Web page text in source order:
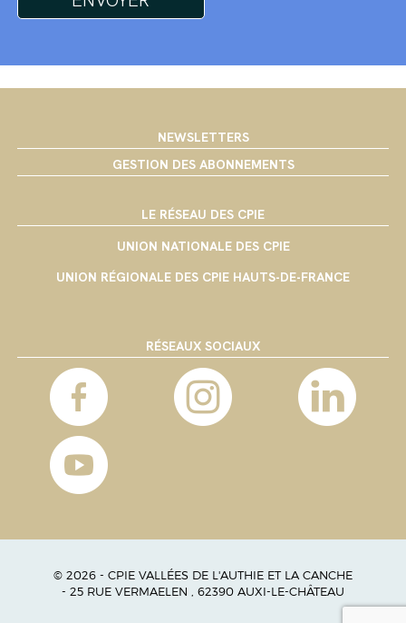
NEWSLETTERS
GESTION DES ABONNEMENTS
LE RÉSEAU DES CPIE
UNION NATIONALE DES CPIE
UNION RÉGIONALE DES CPIE HAUTS-DE-FRANCE
RÉSEAUX SOCIAUX
© 2026 - CPIE VALLÉES DE L'AUTHIE ET LA CANCHE
- 25 RUE VERMAELEN , 62390 AUXI-LE-CHÂTEAU